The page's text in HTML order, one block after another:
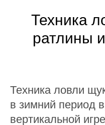
Техника
ратлины
Техника ловли
в зимний период
вертикальной